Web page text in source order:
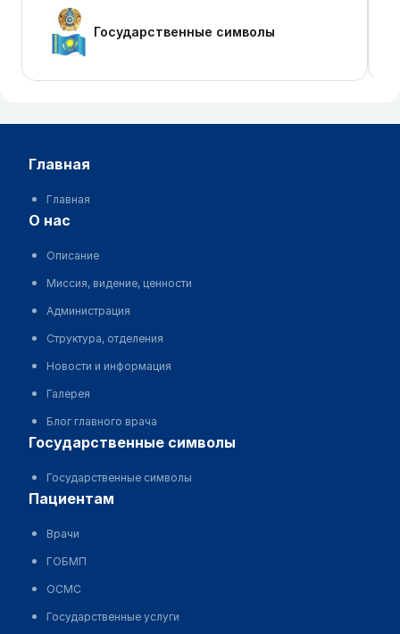
Государственные символы
главная
Главная
о нас
Описание
Миссия, видение, ценности
Администрация
Структура, отделения
Новости и информация
Галерея
Блог главного врача
государственные символы
Государственные символы
пациентам
Врачи
ГОБМП
ОСМС
Государственные услуги